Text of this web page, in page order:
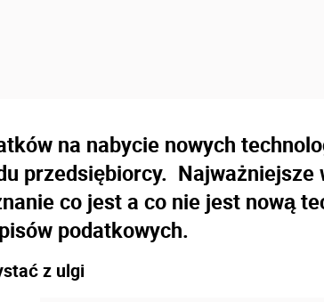
na nabycie nowych
przedsiębiorcy. Najważniejsze
co jest a co nie jest nową
podatkowych.
z ulgi